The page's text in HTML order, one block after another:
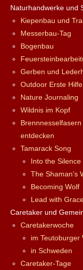
Naturhandwerke und
Kiepenbau und
Messerbau-Tag
Bogenbau
Gerben und
Outdoor Erste Hilfe
Nature Journaling
Wildnis im Kopf
entdecken
Tamarack Song
Into the
The Shaman’s
Becoming Wolf
Lead with
Caretaker und
Caretakerwoche
im Teutoburger
in Schweden
Caretaker-Tage